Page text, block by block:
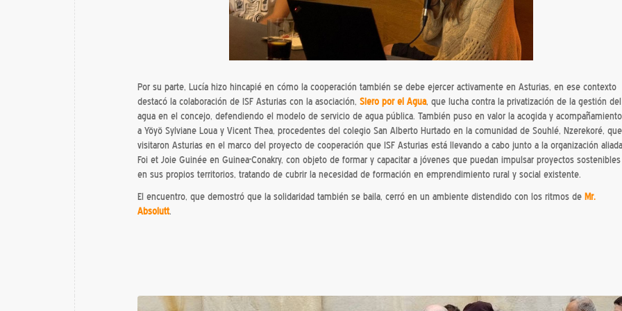
Por su parte, Lucía hizo hincapié en cómo la cooperación también se debe ejercer activamente en Asturias, en ese contexto
destacó la colaboración de ISF Asturias con la asociación, Siero por el Agua, que lucha contra la privatización de la gestión del
agua en el concejo, defendiendo el modelo de servicio de agua pública. También puso en valor la acogida y acompañamiento
a Yöyö Sylviane Loua y Vicent Thea, procedentes del colegio San Alberto Hurtado en la comunidad de Souhlé, Nzerekoré, que
visitaron Asturias en el marco del proyecto de cooperación que ISF Asturias está llevando a cabo junto a la organización aliada
Foi et Joie Guinée en Guinea-Conakry, con objeto de formar y capacitar a jóvenes que puedan impulsar proyectos sostenibles
en sus propios territorios, tratando de cubrir la necesidad de formación en emprendimiento rural y social existente.
El encuentro, que demostró que la solidaridad también se baila, cerró en un ambiente distendido con los ritmos de Mr.
Absolutt.